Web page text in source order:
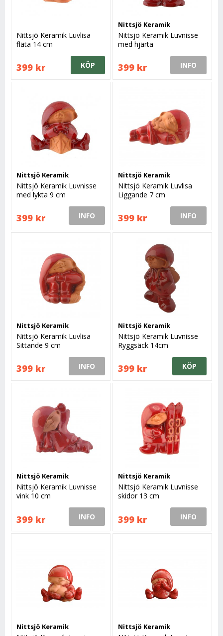
Nittsjö Keramik Luvlisa
fläta 14 cm
399 kr KÖP
Nittsjö Keramik
Nittsjö Keramik Luvnisse
med hjärta
399 kr INFO
Nittsjö Keramik
Nittsjö Keramik Luvnisse
med lykta 9 cm
399 kr INFO
Nittsjö Keramik
Nittsjö Keramik Luvlisa
Liggande 7 cm
399 kr INFO
Nittsjö Keramik
Nittsjö Keramik Luvlisa
Sittande 9 cm
399 kr INFO
Nittsjö Keramik
Nittsjö Keramik Luvnisse
Ryggsäck 14cm
399 kr KÖP
Nittsjö Keramik
Nittsjö Keramik Luvnisse
vink 10 cm
399 kr INFO
Nittsjö Keramik
Nittsjö Keramik Luvnisse
skidor 13 cm
399 kr INFO
Nittsjö Keramik Nittsjö Keramik